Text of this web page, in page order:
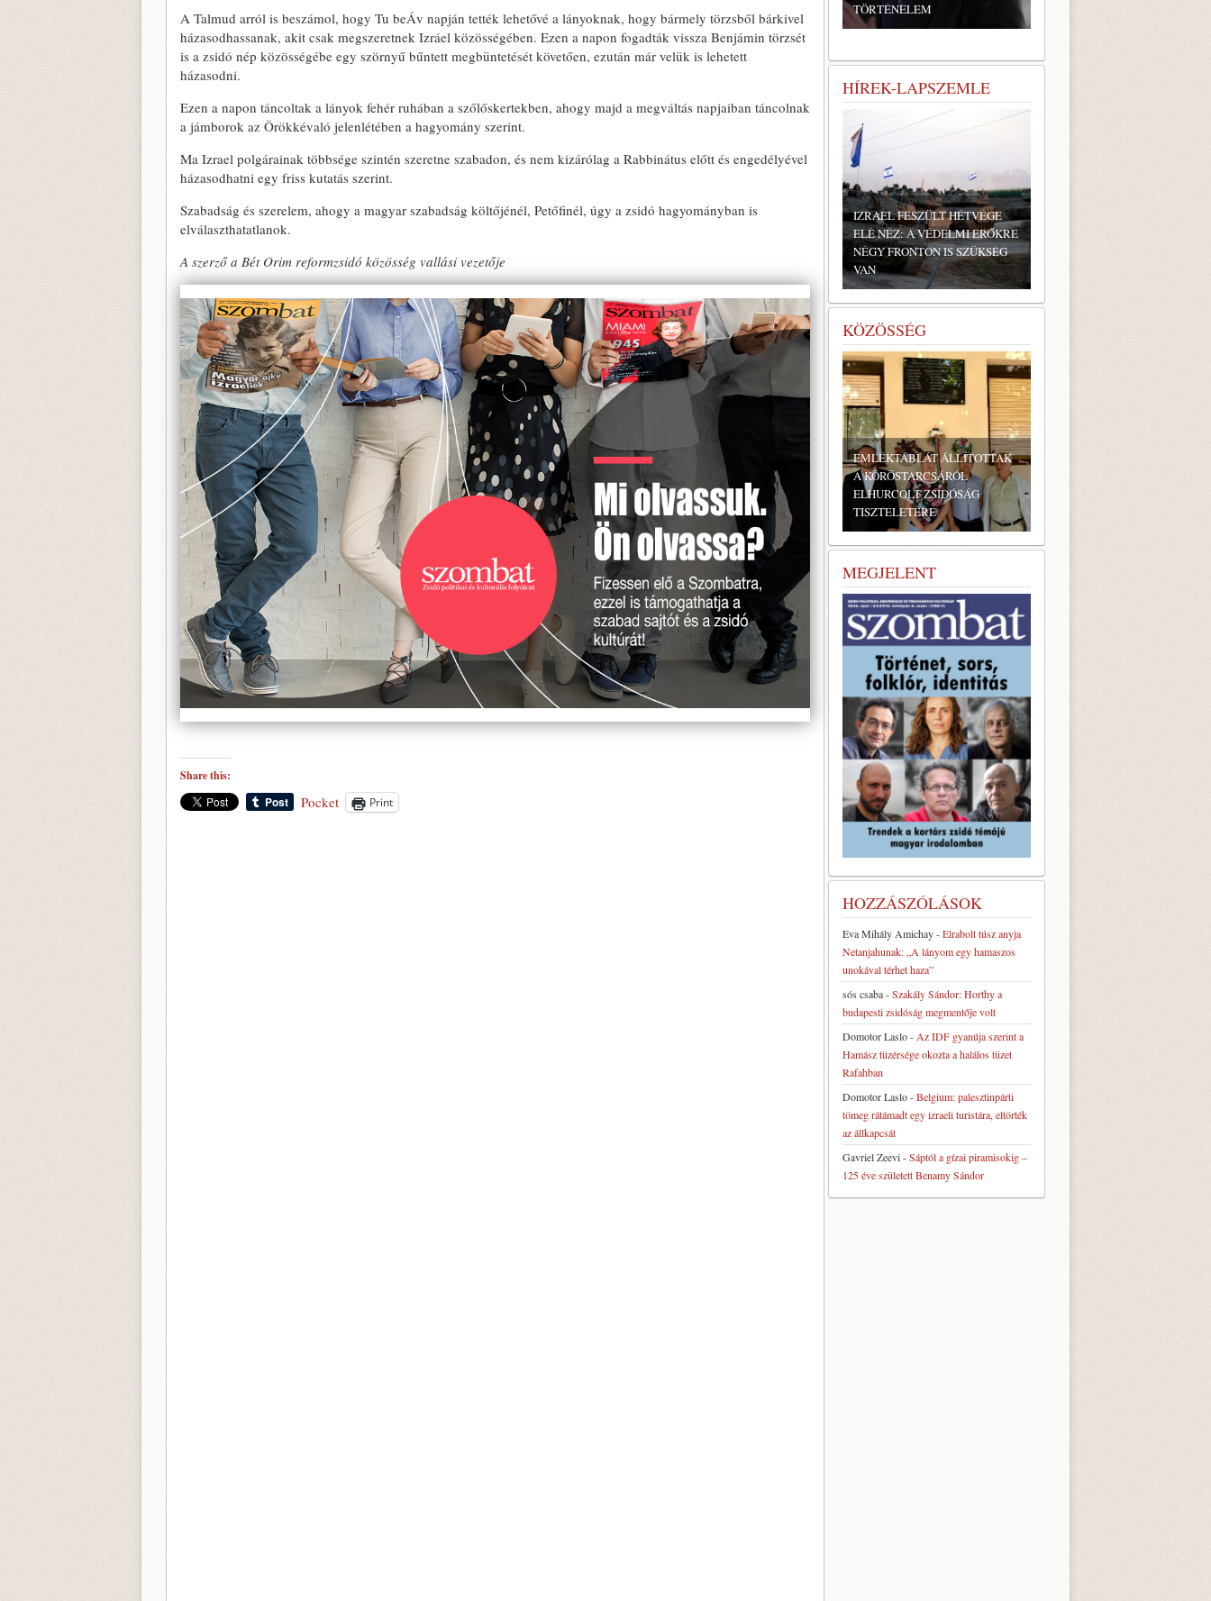
A Talmud arról is beszámol, hogy Tu beÁv napján tették lehetővé a lányoknak, hogy bármely törzsből bárkivel
házasodhassanak, akit csak megszeretnek Izráel közösségében. Ezen a napon fogadták vissza Benjámin törzsét
is a zsidó nép közösségébe egy szörnyű bűntett megbüntetését követően, ezután már velük is lehetett
házasodni.
Ezen a napon táncoltak a lányok fehér ruhában a szőlőskertekben, ahogy majd a megváltás napjaiban táncolnak
a jámborok az Örökkévaló jelenlétében a hagyomány szerint.
Ma Izrael polgárainak többsége szintén szeretne szabadon, és nem kizárólag a Rabbinátus előtt és engedélyével
házasodhatni egy friss kutatás szerint.
Szabadság és szerelem, ahogy a magyar szabadság költőjénél, Petőfinél, úgy a zsidó hagyományban is
elválaszthatatlanok.
A szerző a Bét Orim reformzsidó közösség vallási vezetője
Share this:
Pocket Print
TÖRTÉNELEM
HÍREK-LAPSZEMLE
IZRAEL FESZÜLT HÉTVÉGE
ELÉ NÉZ: A VÉDELMI ERŐKRE
NÉGY FRONTON IS SZÜKSÉG
VAN
KÖZÖSSÉG
EMLÉKTÁBLÁT ÁLLÍTOTTAK
A KÖRÖSTARCSÁRÓL
ELHURCOLT ZSIDÓSÁG
TISZTELETÉRE
MEGJELENT
HOZZÁSZÓLÁSOK
Eva Mihály Amichay-Elrabolt túsz anyja
Netanjahunak: „A lányom egy hamaszos
unokával térhet haza”
sós csaba-Szakály Sándor: Horthy a
budapesti zsidóság megmentője volt
Domotor Laslo- Az IDF gyanúja szerint a
Hamász tüzérsége okozta a halálos tüzet
Rafahban
Domotor Laslo-Belgium: palesztinpárti
tömeg rátámadt egy izraeli turistára, eltörték
az állkapcsát
Gavriel Zeevi-Sáptól a gízai piramisokig –
125 éve született Benamy Sándor